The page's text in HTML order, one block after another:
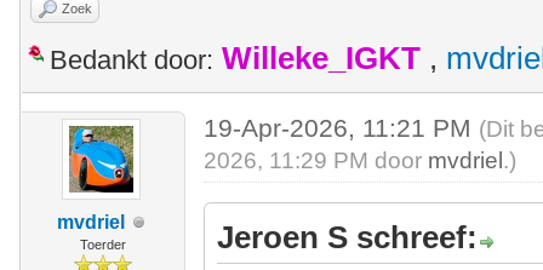
Zoek
Bedankt door: Willeke_IGKT ,
mvdriel
Toerder
19-Apr-2026, 11:21 PM (Dit
2026, 11:29 PM door mvdriel .)
Jeroen S schreef: